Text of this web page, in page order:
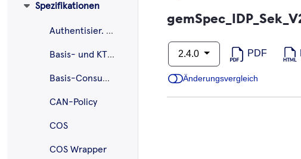
Spezifikationen
Authentisier. ePA
Basis- und KTR-Consumer
Basis-Consumer
CAN-Policy
COS
COS Wrapper
2.4.0 PDF
Änderungsvergleich